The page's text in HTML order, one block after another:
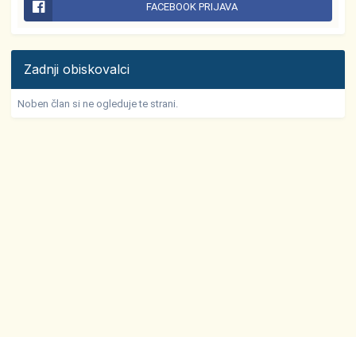
FACEBOOK PRIJAVA
Zadnji obiskovalci
Noben član si ne ogleduje te strani.